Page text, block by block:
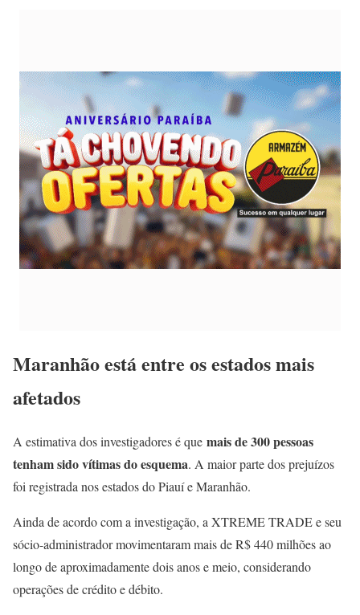
Maranhão está entre os estados mais
afetados
A estimativa dos investigadores é que mais de 300 pessoas
tenham sido vítimas do esquema. A maior parte dos prejuízos
foi registrada nos estados do Piauí e Maranhão.
Ainda de acordo com a investigação, a XTREME TRADE e seu
sócio-administrador movimentaram mais de R$ 440 milhões ao
longo de aproximadamente dois anos e meio, considerando
operações de crédito e débito.